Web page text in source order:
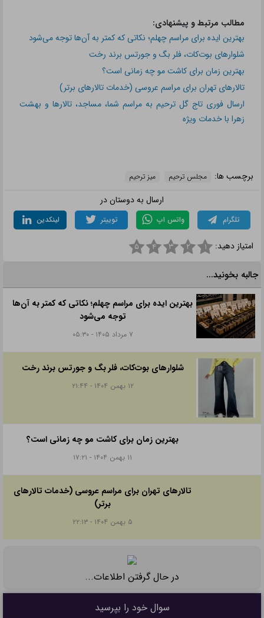
مطالب مرتبط و پیشنهادی:
بهترین ایده برای مراسم چهلم؛ نکاتی که کمتر به آن‌ها توجه می‌شود
شلوارهای بوت‌کات، فلر بگ و جورتس برند رخت
بهترین زمان برای کاشت مو چه زمانی است؟
تالارهای تهران برای مراسم عروسی (خدمات تالارهای برتر)
ارسال فوری تاج گل ترحیم به مراسم شما، مساجد، تالارها و بهشت
زهرا با خدمات ویژه
برچسب ها: مجلس ترحیم میز ترحیم
ارسال به دوستان در
تلگرام واتس اپ توییتر لینکدین
امتیاز دهید: ۱ ۲ ۳ ۴ ۵
جالبه بخونید...
بهترین ایده برای مراسم چهلم؛ نکاتی که کمتر به آن‌ها
توجه می‌شود
۷ مرداد ۱۴۰۵ - ۰۵:۳۰
شلوارهای بوت‌کات، فلر بگ و جورتس برند رخت
۱۲ بهمن ۱۴۰۴ - ۲۱:۴۴
بهترین زمان برای کاشت مو چه زمانی است؟
۱۱ بهمن ۱۴۰۴ - ۱۷:۲۱
تالارهای تهران برای مراسم عروسی (خدمات تالارهای
برتر)
۵ بهمن ۱۴۰۴ - ۲۲:۱۳
در حال گرفتن اطلاعات...
سوال خود را بپرسید